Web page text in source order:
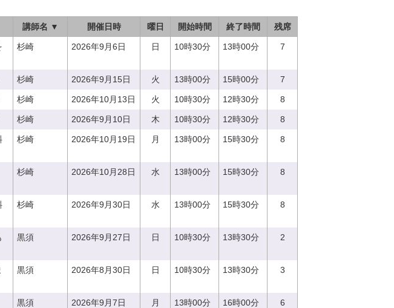
講師名 ▼ 開催日時 曜日 開始時間 終了時間 残席
杉崎 2026年9月6日 日 10時30分 13時00分 7
杉崎 2026年9月15日 火 13時00分 15時00分 7
杉崎 2026年10月13日 火 10時30分 12時30分 8
杉崎 2026年9月10日 木 10時30分 12時30分 8
杉崎 2026年10月19日 月 13時00分 15時30分 8
杉崎 2026年10月28日 水 13時00分 15時30分 8
杉崎 2026年9月30日 水 13時00分 15時30分 8
黒須 2026年9月27日 日 10時30分 13時30分 2
黒須 2026年8月30日 日 10時30分 13時30分 3
黒須 2026年9月7日 月 13時00分 16時00分 6